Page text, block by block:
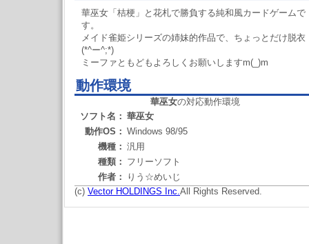
華巫女「桔梗」と花札で勝負する純和風カードゲームで
す。
メイド雀姫シリーズの姉妹的作品で、ちょっとだけ脱衣
(*^ー^;*)
ミーファともどもよろしくお願いしますm(_)m
動作環境
華巫女の対応動作環境
ソフト名： 華巫女
動作OS： Windows 98/95
機種： 汎用
種類： フリーソフト
作者：
りう☆めいじ
(c) Vector HOLDINGS Inc.All Rights Reserved.